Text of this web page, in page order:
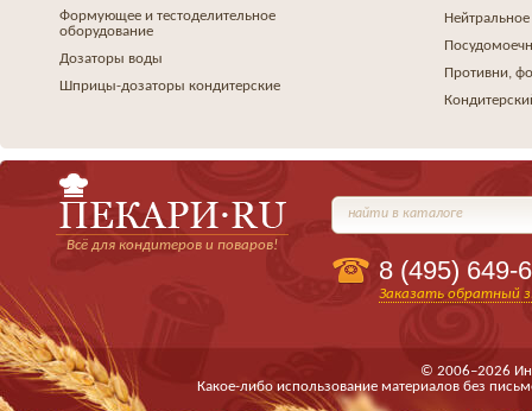
Формующее и тестоделительное
оборудование
Дозаторы воды
Шприцы-дозаторы кондитерские
Противни,
Всё для кондитеров и поваров!
найти в каталоге
8 (495) 649-
Заказать обратный
© 2006–2026
Какое-либо использование материалов без